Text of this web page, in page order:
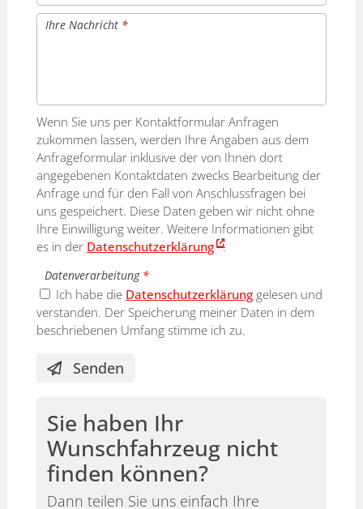
Ihre Nachricht *
Wenn Sie uns per Kontaktformular Anfragen
zukommen lassen, werden Ihre Angaben aus dem
Anfrageformular inklusive der von Ihnen dort
angegebenen Kontaktdaten zwecks Bearbeitung der
Anfrage und für den Fall von Anschlussfragen bei
uns gespeichert. Diese Daten geben wir nicht ohne
Ihre Einwilligung weiter. Weitere Informationen gibt
es in der Datenschutzerklärung .
Datenverarbeitung *
Ich habe die Datenschutzerklärunggelesen und
verstanden. Der Speicherung meiner Daten in dem
beschriebenen Umfang stimme ich zu.
Senden
Sie haben Ihr
Wunschfahrzeug nicht
finden können?
Dann teilen Sie uns einfach Ihre